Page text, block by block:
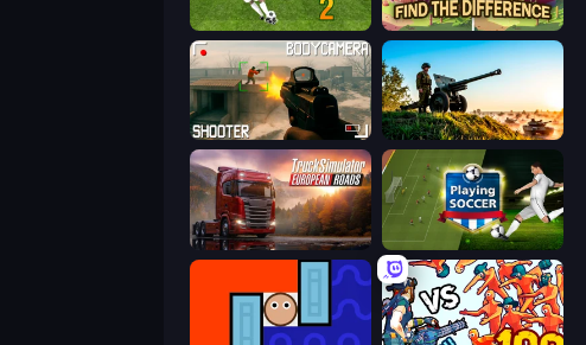
Penalty Shooters 2 Find The Difference
BodyCamera Shooter Artillery Vs Tanks
Truck Simulator: European Roads Playing Soccer